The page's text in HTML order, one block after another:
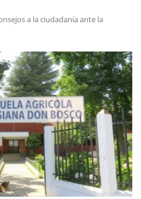
a la ciudadanía ante la